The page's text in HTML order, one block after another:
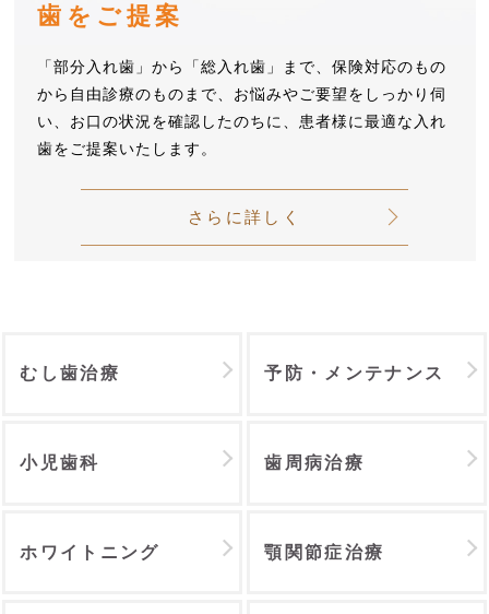
歯をご提案
「部分入れ歯」から「総入れ歯」まで、保険対応のもの
から自由診療のものまで、お悩みやご要望をしっかり伺
い、お口の状況を確認したのちに、患者様に最適な入れ
歯をご提案いたします。
さらに詳しく
むし歯治療 予防・メンテナンス
小児歯科 歯周病治療
ホワイトニング 顎関節症治療